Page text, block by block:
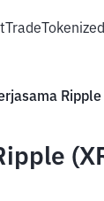
Trade